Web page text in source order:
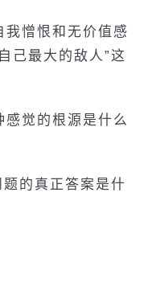
我憎恨和无价值感
己最大的敌人”这
觉的根源是什么
的真正答案是什